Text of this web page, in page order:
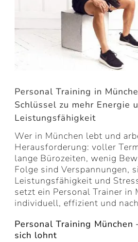
Personal Training in
Schlüssel zu mehr Energie
Leistungsfähigkeit
Wer in München lebt und
Herausforderung: voller
lange Bürozeiten, wenig
Folge sind Verspannungen,
Leistungsfähigkeit und
setzt ein Personal Trainer in
individuell, effizient und
Personal Training München
sich lohnt